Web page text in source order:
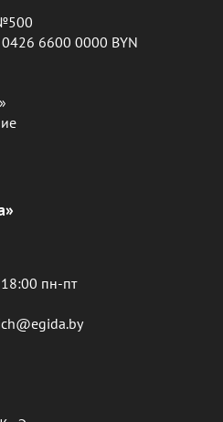
6600 0000 BYN
пн-пт